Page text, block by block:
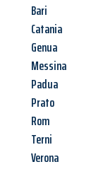
Bari
Catania
Genua
Messina
Padua
Prato
Rom
Terni
Verona